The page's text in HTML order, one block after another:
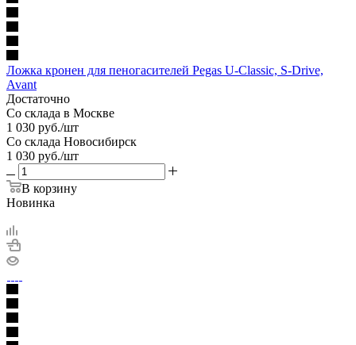
Ложка кронен для пеногасителей Pegas U-Classic, S-Drive,
Avant
Достаточно
Со склада в Москве
1 030 руб./шт
Со склада Новосибирск
1 030 руб./шт
В корзину
Новинка